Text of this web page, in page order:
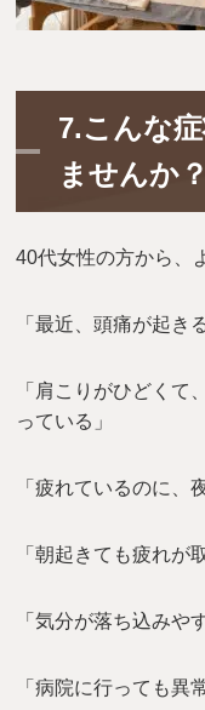
7.こんな
ませんか？
40代女性の方から、
「最近、頭痛が起き
「肩こりがひどくて
っている」
「疲れているのに、
「朝起きても疲れが
「気分が落ち込みや
「病院に行っても異